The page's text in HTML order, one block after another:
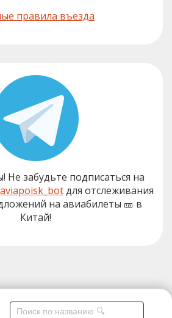
правила въезда
Не забудьте подписаться на
для отслеживания
на авиабилеты 🎫 в
Китай!